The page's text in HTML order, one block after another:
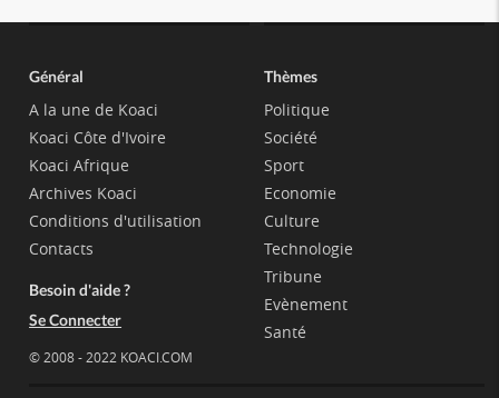
Général
A la une de Koaci
Koaci Côte d'Ivoire
Koaci Afrique
Archives Koaci
Conditions d'utilisation
Contacts
Besoin d'aide ?
Se Connecter
© 2008 - 2022 KOACI.COM
Thèmes
Politique
Société
Sport
Economie
Culture
Technologie
Tribune
Evènement
Santé